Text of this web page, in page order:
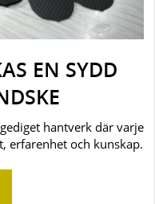
EN SYDD
hantverk där varje
erfarenhet och kunskap.